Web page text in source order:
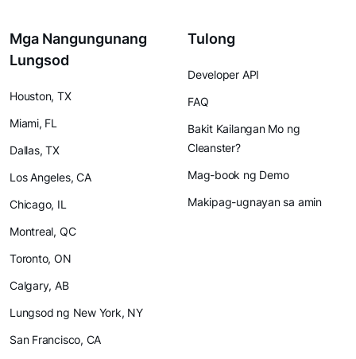
Mga Nangungunang
Lungsod
Houston, TX
Miami, FL
Dallas, TX
Los Angeles, CA
Chicago, IL
Montreal, QC
Toronto, ON
Calgary, AB
Lungsod ng New York, NY
San Francisco, CA
Tulong
Developer API
FAQ
Bakit Kailangan Mo ng
Cleanster?
Mag-book ng Demo
Makipag-ugnayan sa amin